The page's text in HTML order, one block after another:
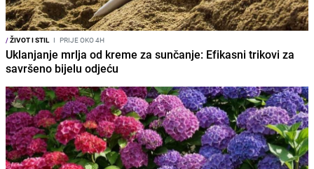
/ŽIVOT I STIL I PRIJE OKO 4H
Uklanjanje mrlja od kreme za sunčanje: Efikasni trikovi za
savršeno bijelu odjeću